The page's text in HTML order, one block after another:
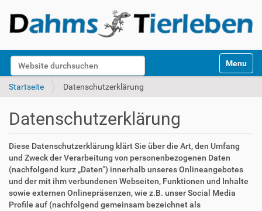
Website durchsuchen
k
Toggle
Startseite Datenschutzerklärung
Datenschutzerklärung
Diese Datenschutzerklärung klärt Sie über die Art, den Umfang
und Zweck der Verarbeitung von personenbezogenen Daten
(nachfolgend kurz „Daten“) innerhalb unseres Onlineangebotes
und der mit ihm verbundenen Webseiten, Funktionen und Inhalte
sowie externen Onlinepräsenzen, wie z.B. unser Social Media
Profile auf (nachfolgend gemeinsam bezeichnet als